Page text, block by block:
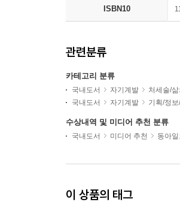
ISBN10
관련분류
카테고리 분류
국내도서 자기계발
처세술/삶
국내도서
자기계발 기획/정보
수상내역 및 미디어 추천 분류
국내도서 미디어 추천 동아일
이 상품의 태그